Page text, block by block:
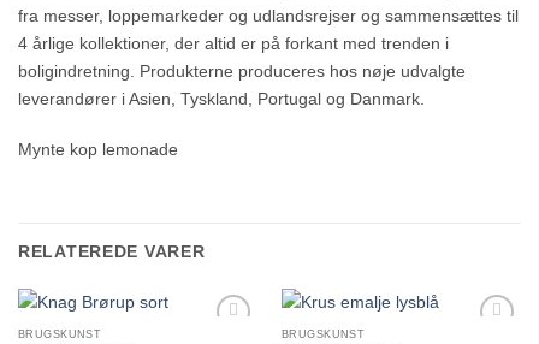
fra messer, loppemarkeder og udlandsrejser og sammensættes til
4 årlige kollektioner, der altid er på forkant med trenden i
boligindretning. Produkterne produceres hos nøje udvalgte
leverandører i Asien, Tyskland, Portugal og Danmark.
Mynte kop lemonade
RELATEREDE VARER
BRUGSKUNST BRUGSKUNST